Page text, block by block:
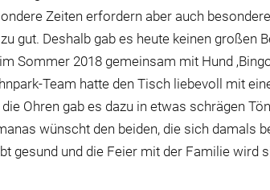
Zeiten erfordern aber auch
gut. Deshalb gab es heute keinen großen
Sommer 2018 gemeinsam mit Hund
Team hatte den Tisch liebevoll mit
Ohren gab es dazu in etwas schrägen
wünscht den beiden, die sich damals
gesund und die Feier mit der Familie wird